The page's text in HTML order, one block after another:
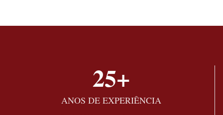
25+
ANOS DE EXPERIÊNCIA